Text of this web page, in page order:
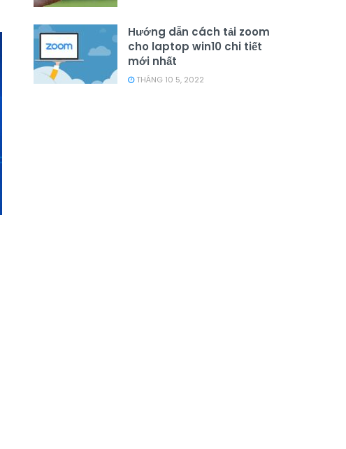
Hướng dẫn cách tải zoom
cho laptop win10 chi tiết
mới nhất
THÁNG 10 5, 2022